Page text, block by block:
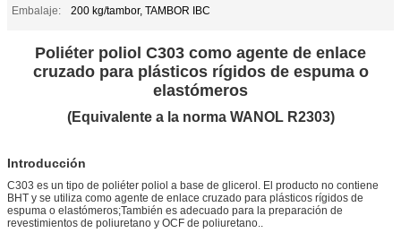
Embalaje:
200 kg/tambor, TAMBOR IBC
Poliéter poliol C303 como agente de enlace
cruzado para plásticos rígidos de espuma o
elastómeros
(Equivalente a la norma WANOL R2303)
Introducción
C303 es un tipo de poliéter poliol a base de glicerol. El producto no contiene
BHT y se utiliza como agente de enlace cruzado para plásticos rígidos de
espuma o elastómeros;También es adecuado para la preparación de
revestimientos de poliuretano y OCF de poliuretano..